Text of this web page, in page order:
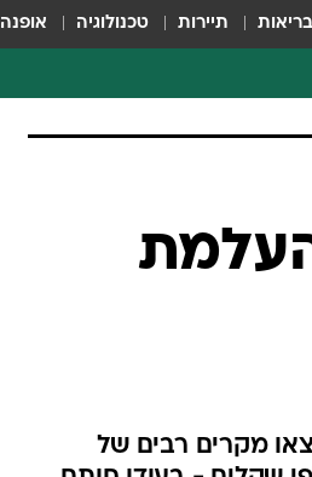
בריאות תיירות טכנולוגיה אופנה
מקרים רבים של